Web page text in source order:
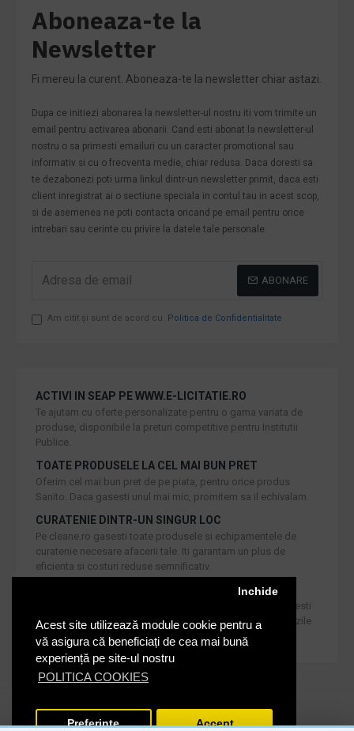
Acest site utilizează module cookie pentru a
vă asigura că beneficiați de cea mai bună
experiență pe site-ul nostru
POLITICA COOKIES
Inchide
Preferinte Accept
Aboneaza-te la
Newsletter
Fi mereu la curent. Aboneaza-te la newsletter chiar astazi.
Dupa ce initiezi abonarea la newsletter-ul nostru iti vom trimite un
email pentru activarea abonarii. Cand esti abonat la newsletter-ul
nostru o sa primesti emailuri cu un caracter promotional sau
informativ si cu o frecventa medie, chiar redusa. Daca doresti sa
te dezabonezi poti urma linkul dintr-un newsletter primit, daca esti
client inregistrat ai o sectiune speciala in contul tau in acest scop,
si de asemenea ne poti contacta oricand pe email pentru orice
intrebari sau cerinte cu privire la datele tale personale.
ABONARE
Am citit şi sunt de acord cu Politica de Confidentialitate
ACTIVI IN SEAP PE WWW.E-LICITATIE.RO
Te ajutam cu oferte personalizate pentru o gama variata de
produse, disponibile la preturi competitive pentru Institutii
Publice.
TOATE PRODUSELE LA CEL MAI BUN PRET
Oferim cel mai bun pret de pe piata, pentru orice produs
Sanito. Daca gasesti unul mai mic, promitem sa il echivalam.
CURATENIE DINTR-UN SINGUR LOC
Pe cleane.ro gasesti toate produsele si echipamentele de
curatenie necesare afacerii tale. Iti garantam un plus de
eficienta si costuri reduse semnificativ.
Iti oferim produse de cea mai inalta calitate, dar daca doresti
inlocuirea sau returnarea lor, noi asiguram returul in 30 de zile
de la achizitie catre consumatori.
Cleane.ro © 2020. Toate drepturile rezervate.